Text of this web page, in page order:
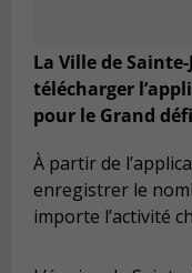
La Ville de
télécharger
pour le Grand
À partir de
enregistrer le
importe l’activité